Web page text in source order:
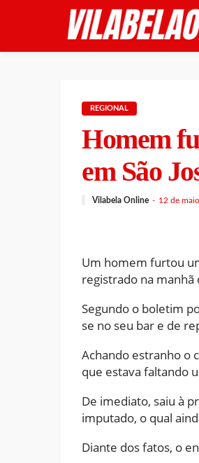
REGIONAL
Homem
em São
Vilabela Online 12 de
Um homem furtou
registrado na manhã
Segundo o boletim
se no seu bar e de
Achando estranho o
que estava faltando
De imediato, saiu à
imputado, o qual
Diante dos fatos, o